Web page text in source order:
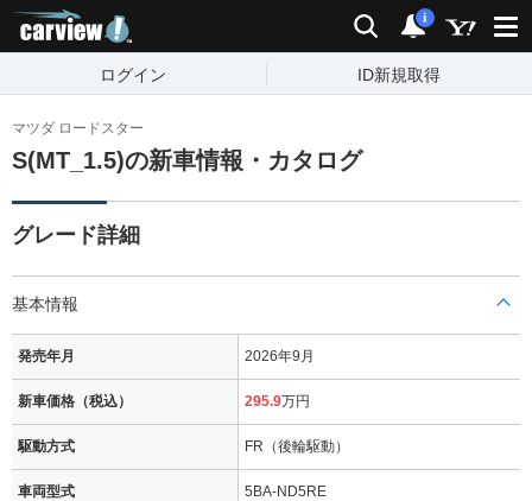
検索 通知
i
ログイン ID新規取得
マツダ ロードスター
S(MT_1.5)の新車情報・カタログ
グレード詳細
基本情報
発売年月 2026年9月
新車価格（税込） 295.9万円
駆動方式 FR（後輪駆動）
車両型式 5BA-ND5RE